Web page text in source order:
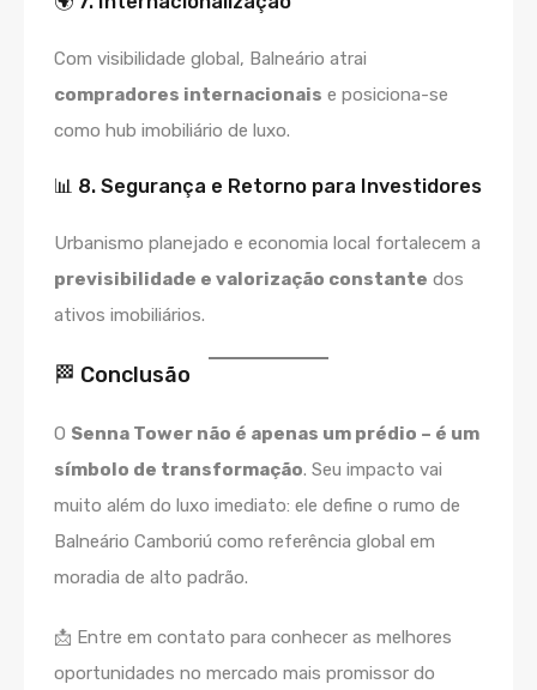
Com visibilidade global, Balneário atrai
compradores internacionais e posiciona-se
como hub imobiliário de luxo.
📊 8. Segurança e Retorno para Investidores
Urbanismo planejado e economia local fortalecem a
previsibilidade e valorização constante dos
ativos imobiliários.
🏁 Conclusão
O Senna Tower não é apenas um prédio – é um
símbolo de transformação. Seu impacto vai
muito além do luxo imediato: ele define o rumo de
Balneário Camboriú como referência global em
moradia de alto padrão.
📩 Entre em contato para conhecer as melhores
oportunidades no mercado mais promissor do